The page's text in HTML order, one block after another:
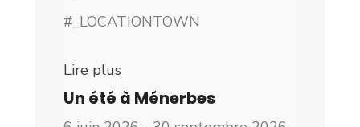
#_LOCATIONTOWN
Lire plus
Un été à Ménerbes